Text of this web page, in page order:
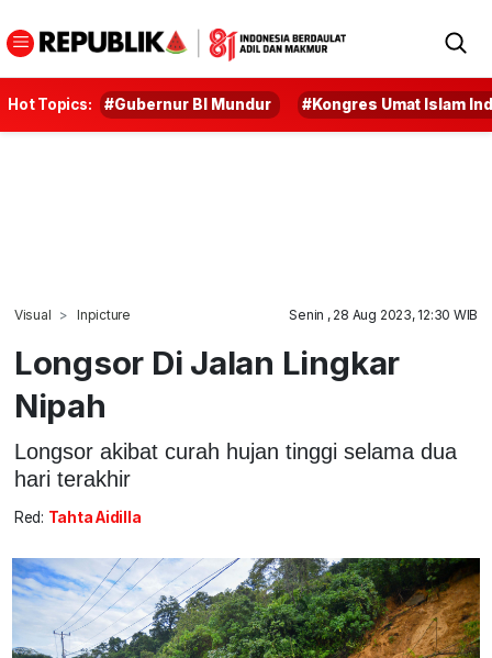
Hot Topics: #Gubernur BI Mundur #Kongres Umat Islam
Visual Inpicture Senin , 28 Aug 2023, 12:30 WIB
Longsor Di Jalan Lingkar
Nipah
Longsor akibat curah hujan tinggi selama dua
hari terakhir
Red: Tahta Aidilla